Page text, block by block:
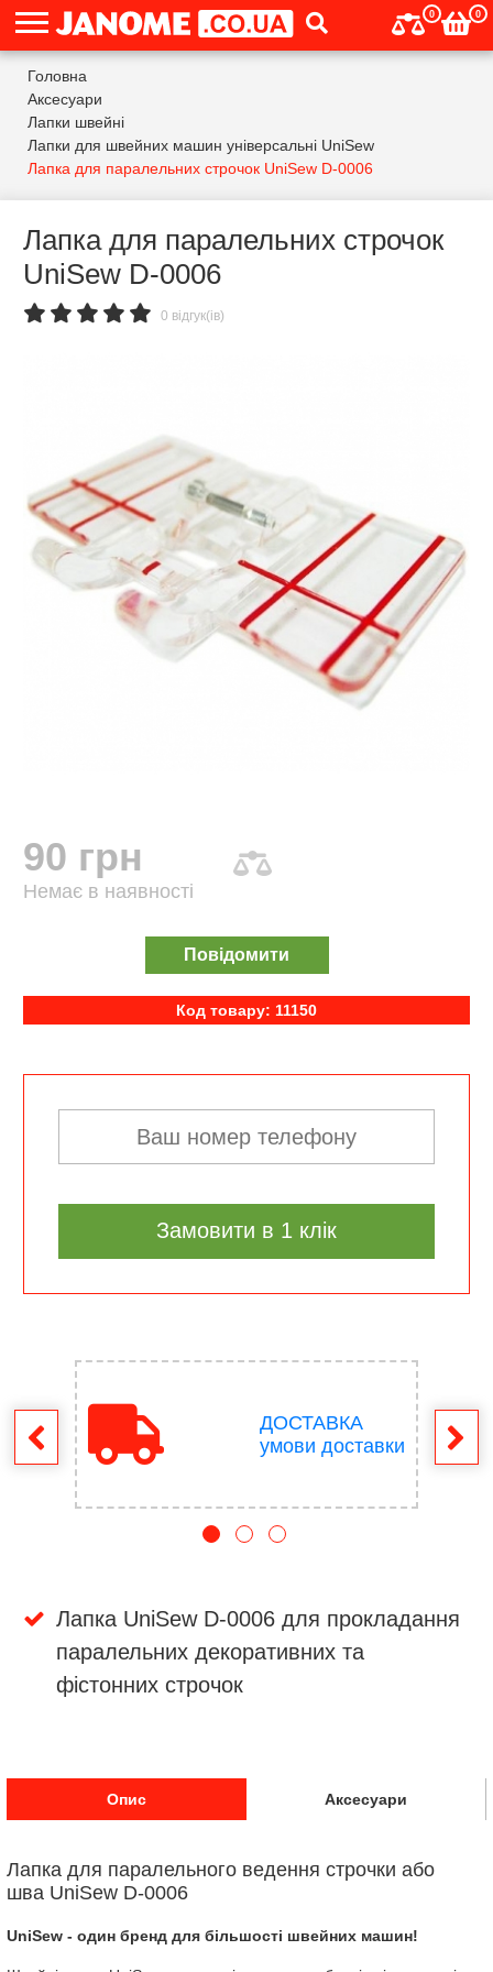
0 0
Головна
Аксесуари
Лапки швейні
Лапки для швейних машин універсальні UniSew
Лапка для паралельних строчок UniSew D-0006
Лапка для паралельних строчок
UniSew D-0006
0 відгук(ів)
90 грн
Немає в наявності
Повідомити
Код товару: 11150
Замовити в 1 клік
ДОСТАВКА
умови доставки
Лапка UniSew D-0006 для прокладання
паралельних декоративних та
фістонних строчок
Опис Аксесуари
Лапка для паралельного ведення строчки або
шва UniSew D-0006
UniSew - один бренд для більшості швейних машин!